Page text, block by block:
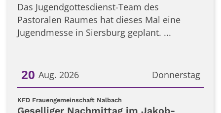
Das Jugendgottesdienst-Team des
Pastoralen Raumes hat dieses Mal eine
Jugendmesse in Siersburg geplant. ...
Donnerstag
20 Aug. 2026
Datum: 20. August 2026
KFD Frauengemeinschaft Nalbach